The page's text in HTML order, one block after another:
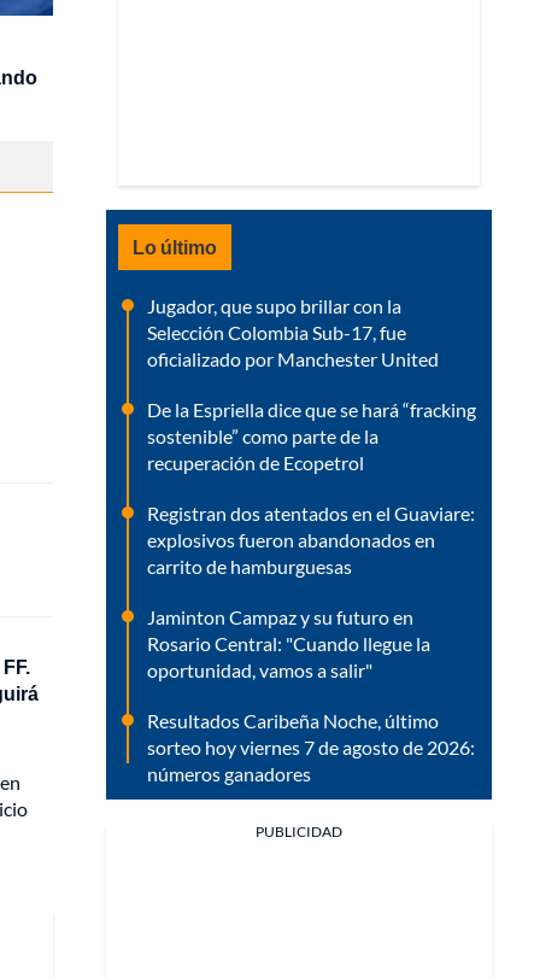
Lo último
Jugador, que supo brillar con la
Selección Colombia Sub-17, fue
oficializado por Manchester United
De la Espriella dice que se hará “fracking
sostenible” como parte de la
recuperación de Ecopetrol
Registran dos atentados en el Guaviare:
explosivos fueron abandonados en
carrito de hamburguesas
Jaminton Campaz y su futuro en
Rosario Central: "Cuando llegue la
oportunidad, vamos a salir"
Resultados Caribeña Noche, último
sorteo hoy viernes 7 de agosto de 2026:
números ganadores
PUBLICIDAD